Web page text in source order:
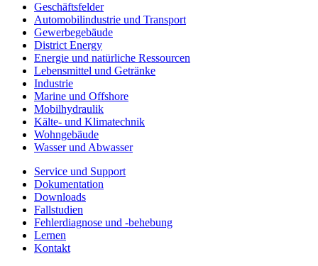
Geschäftsfelder
Automobilindustrie und Transport
Gewerbegebäude
District Energy
Energie und natürliche Ressourcen
Lebensmittel und Getränke
Industrie
Marine und Offshore
Mobilhydraulik
Kälte- und Klimatechnik
Wohngebäude
Wasser und Abwasser
Service und Support
Dokumentation
Downloads
Fallstudien
Fehlerdiagnose und -behebung
Lernen
Kontakt